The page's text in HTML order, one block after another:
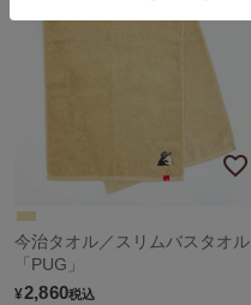
今治タオル／スリムバスタオル
「PUG」
¥2,860税込